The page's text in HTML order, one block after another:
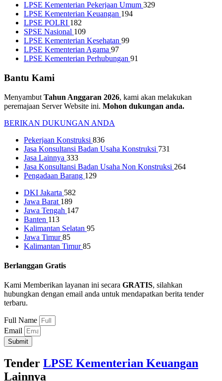
LPSE Kementerian Pekerjaan Umum 329
LPSE Kementerian Keuangan 194
LPSE POLRI 182
SPSE Nasional 109
LPSE Kementerian Kesehatan 99
LPSE Kementerian Agama 97
LPSE Kementerian Perhubungan 91
Bantu Kami
Menyambut Tahun Anggaran 2026, kami akan melakukan
peremajaan Server Website ini. Mohon dukungan anda.
BERIKAN DUKUNGAN ANDA
Pekerjaan Konstruksi 836
Jasa Konsultansi Badan Usaha Konstruksi 731
Jasa Lainnya 333
Jasa Konsultansi Badan Usaha Non Konstruksi 264
Pengadaan Barang 129
DKI Jakarta 582
Jawa Barat 189
Jawa Tengah 147
Banten 113
Kalimantan Selatan 95
Jawa Timur85
Kalimantan Timur85
Berlanggan Gratis
Kami Memberikan layanan ini secara GRATIS, silahkan
hubungkan dengan email anda untuk mendapatkan berita tender
terbaru.
Full Name
Email
Submit
Tender LPSE Kementerian Keuangan
Lainnya